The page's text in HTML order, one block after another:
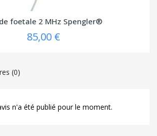
foetale 2 MHz Spengler®
85,00 €
(0)
n'a été publié pour le moment.